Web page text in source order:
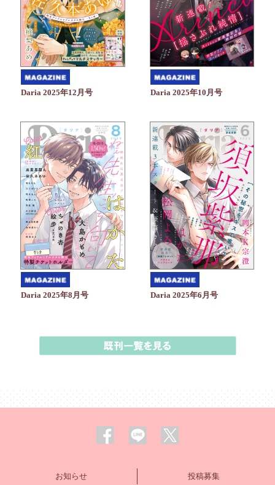
Daria 2025年12月号 Daria 2025年10月号
Daria 2025年8月号 Daria 2025年6月号
お知らせ 投稿募集